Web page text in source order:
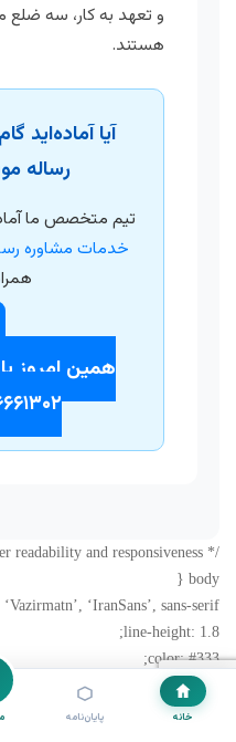
خانه پایان‌نامه
و تعهد به کار، سه ضلع
هستند.
آیا آماده‌اید
رساله
تیم متخصص ما
خدمات مشاوره
همین امروز
/* Global styles for better readability and responsiveness */
body {
‘IranSans’, sans-serif;
line-height: 1.8;
color: #333;
margin: 0;
padding: 0;